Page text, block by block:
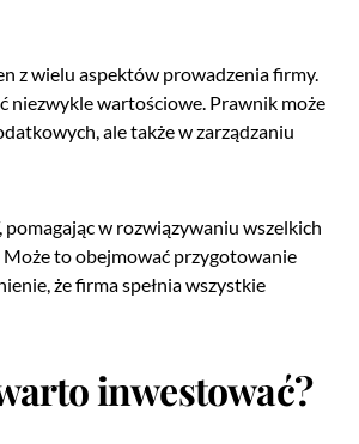
z wielu aspektów prowadzenia firmy.
niezwykle wartościowe. Prawnik może
ale także w zarządzaniu
w rozwiązywaniu wszelkich
to obejmować przygotowanie
że firma spełnia wszystkie
inwestować?